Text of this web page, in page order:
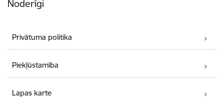
Noderīgi
Privātuma politika
Piekļūstamība
Lapas karte